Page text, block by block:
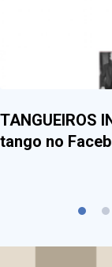
TANGUEIROS
tango no